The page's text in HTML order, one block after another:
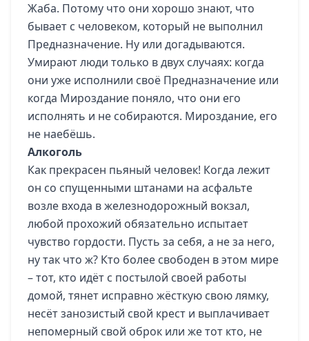
Жаба. Потому что они хорошо знают, что
бывает с человеком, который не выполнил
Предназначение. Ну или догадываются.
Умирают люди только в двух случаях: когда
они уже исполнили своё Предназначение или
когда Мироздание поняло, что они его
исполнять и не собираются. Мироздание, его
не наебёшь.
Алкоголь
Как прекрасен пьяный человек! Когда лежит
он со спущенными штанами на асфальте
возле входа в железнодорожный вокзал,
любой прохожий обязательно испытает
чувство гордости. Пусть за себя, а не за него,
ну так что ж? Кто более свободен в этом мире
– тот, кто идёт с постылой своей работы
домой, тянет исправно жёсткую свою лямку,
несёт занозистый свой крест и выплачивает
непомерный свой оброк или же тот кто, не